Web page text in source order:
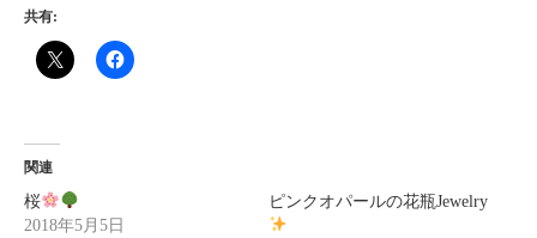
共有:
関連
桜
2018年5月5日
ピンクオパールの花瓶Jewelry